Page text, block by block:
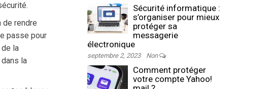
de rendre
passe pour
la
la
Sécurité informatique :
s’organiser pour mieux
protéger sa
messagerie
électronique
septembre 2, 2023 Non
Comment protéger
votre compte Yahoo!